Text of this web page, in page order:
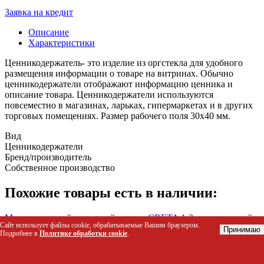
Заявка на кредит
Описание
Характеристики
Ценникодержатель- это изделие из оргстекла для удобного
размещения информации о товаре на витринах. Обычно
ценникодержатели отображают информацию ценника и
описание товара. Ценникодержатели используются
повсеместно в магазинах, ларьках, гипермаркетах и в других
торговых помещениях. Размер рабочего поля 30х40 мм.
Вид
Ценникодержатели
Бренд/производитель
Собственное производство
Похожие товары есть в наличии:
Маркер меловой на водной основе CRETA 1-3, цвет розовый
102381
Код: 53820
Сайт использует файлы cookie, обрабатываемые Вашим браузером.
Подробнее в Политике обработки cookie. Принимаю